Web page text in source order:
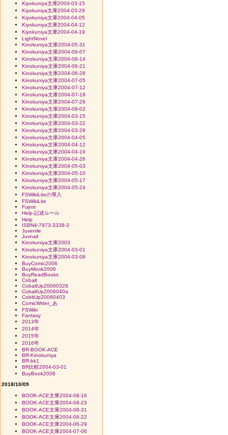
Kiyokuniya文庫2004-03-15
Kiyokuniya文庫2004-03-29
Kiyokuniya文庫2004-04-05
Kiyokuniya文庫2004-04-12
Kiyokuniya文庫2004-04-19
LightNovel
Kinokuniya文庫2004-05-31
Kinokuniya文庫2004-06-07
Kinokuniya文庫2004-06-14
Kinokuniya文庫2004-06-21
Kinokuniya文庫2004-06-28
Kinokuniya文庫2004-07-05
Kinokuniya文庫2004-07-12
Kinokuniya文庫2004-07-19
Kinokuniya文庫2004-07-26
Kinokuniya文庫2004-08-02
Kinokuniya文庫2004-03-15
Kinokuniya文庫2004-03-22
Kinokuniya文庫2004-03-29
Kinokuniya文庫2004-04-05
Kinokuniya文庫2004-04-12
Kinokuniya文庫2004-04-19
Kinokuniya文庫2004-04-26
Kinokuniya文庫2004-05-03
Kinokuniya文庫2004-05-10
Kinokuniya文庫2004-05-17
Kinokuniya文庫2004-05-24
FSWikiLiteの導入
FSWikiLite
Fujosi
Help-記述ルール
Help
ISBN4-7973-3338-3
Juvenile
Juvnail
Kinokuniya文庫2003
Kinokuniya文庫2004-03-01
Kinokuniya文庫2004-03-08
BuyComic2006
BuyMook2006
BuyReadBooks
Cobalt
CobaltUp20060328
CobaltUp2006040a
CobltUp20060403
ComicWriter_あ
FSWiki
Fantasy
2013年
2014年
2015年
2016年
BR-BOOK-ACE
BR-Kinokuniya
BR-bk1
BR比較2004-03-01
BuyBook2006
2018/10/09
BOOK-ACE文庫2004-08-16
BOOK-ACE文庫2004-08-23
BOOK-ACE文庫2004-08-31
BOOK-ACE文庫2004-06-22
BOOK-ACE文庫2004-06-29
BOOK-ACE文庫2004-07-06